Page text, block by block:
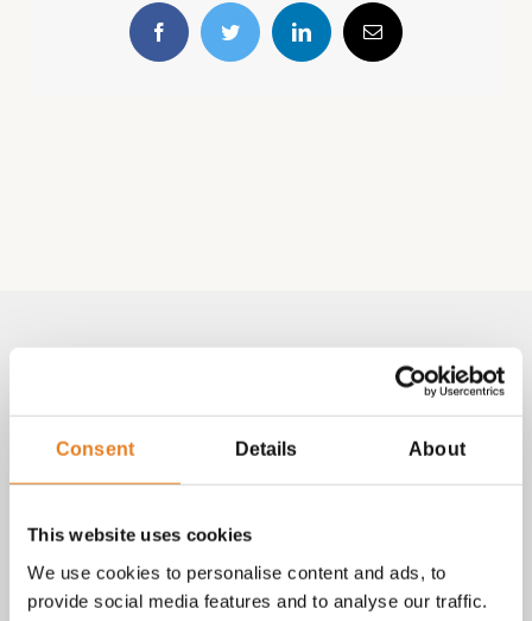
Consent Details About
This website uses cookies
We use cookies to personalise content and ads, to
provide social media features and to analyse our traffic.
FacebookTwitter LinkedInE-
mail
Aangepast met telefoonnummer:
tot vragen over bestellingen, betalingen en leveringen.
Facebook
Instagram
E-mail